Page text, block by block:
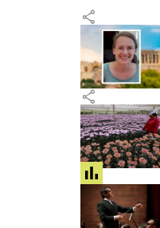
share
share
share